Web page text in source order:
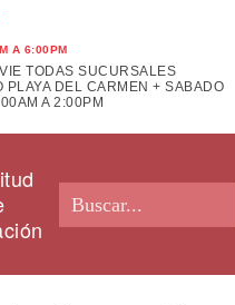
A 6:00PM
TODAS SUCURSALES
PLAYA DEL CARMEN + SABADO
A 2:00PM